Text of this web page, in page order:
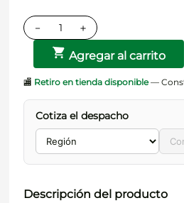
＋
－
Agregar al carrito
🏬 Retiro en tienda disponible—
Cotiza el despacho
Descripción del producto